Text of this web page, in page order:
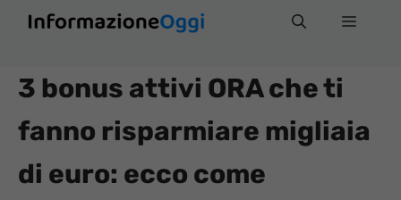
Menu
3 bonus attivi ORA che ti
fanno risparmiare migliaia
di euro: ecco come